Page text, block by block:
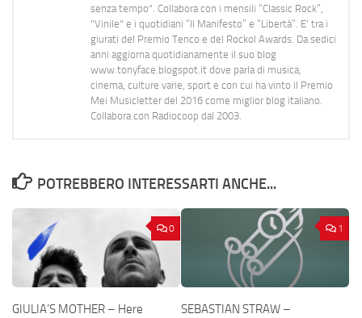
senza tempo". Collabora con i mensili “Classic Rock”,
"Vinile" e i quotidiani “Il Manifesto” e “Libertà”. E' tra i
giurati del Premio Tenco e del Rockol Awards. Da sedici
anni aggiorna quotidianamente il suo blog
www.tonyface.blogspot.it dove parla di musica,
cinema, culture varie, sport e con cui ha vinto il Premio
Mei Musicletter del 2016 come miglior blog italiano.
Collabora con Radiocoop dal 2003.
POTREBBERO INTERESSARTI ANCHE...
0
GIULIA’S MOTHER – Here
1
SEBASTIAN STRAW –